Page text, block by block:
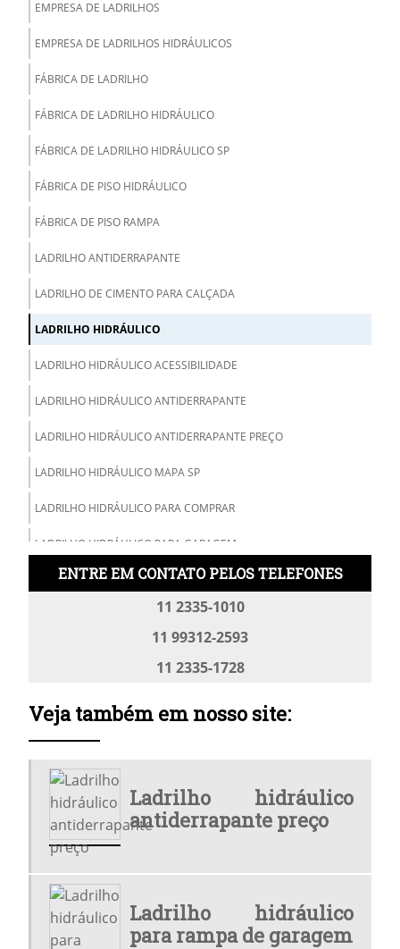
EMPRESA DE LADRILHOS
EMPRESA DE LADRILHOS HIDRÁULICOS
FÁBRICA DE LADRILHO
FÁBRICA DE LADRILHO HIDRÁULICO
FÁBRICA DE LADRILHO HIDRÁULICO SP
FÁBRICA DE PISO HIDRÁULICO
FÁBRICA DE PISO RAMPA
LADRILHO ANTIDERRAPANTE
LADRILHO DE CIMENTO PARA CALÇADA
LADRILHO HIDRÁULICO
LADRILHO HIDRÁULICO ACESSIBILIDADE
LADRILHO HIDRÁULICO ANTIDERRAPANTE
LADRILHO HIDRÁULICO ANTIDERRAPANTE PREÇO
LADRILHO HIDRÁULICO MAPA SP
LADRILHO HIDRÁULICO PARA COMPRAR
LADRILHO HIDRÁULICO PARA GARAGEM
LADRILHO HIDRÁULICO PARA RAMPA DE GARAGEM
LADRILHO HIDRÁULICO PISO TÁTIL
LADRILHO HIDRÁULICO RAMPA
LADRILHO HIDRÁULICO RAMPA PRETO
LADRILHO HIDRÁULICO TÁTIL
LADRILHO PARA RAMPA
LADRILHO PREÇO
ENTRE EM CONTATO PELOS TELEFONES
11 2335-1010
11 99312-2593
11 2335-1728
Veja também em nosso site:
Ladrilho hidráulico
antiderrapante preço
Ladrilho hidráulico
para rampa de garagem